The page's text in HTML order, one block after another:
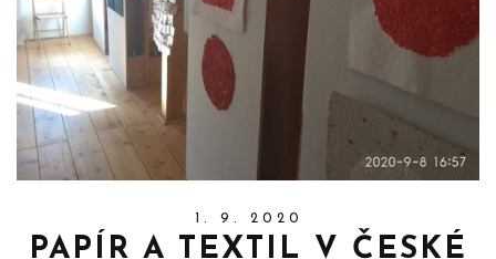
1. 9. 2020
PAPÍR A TEXTIL V ČESKÉ